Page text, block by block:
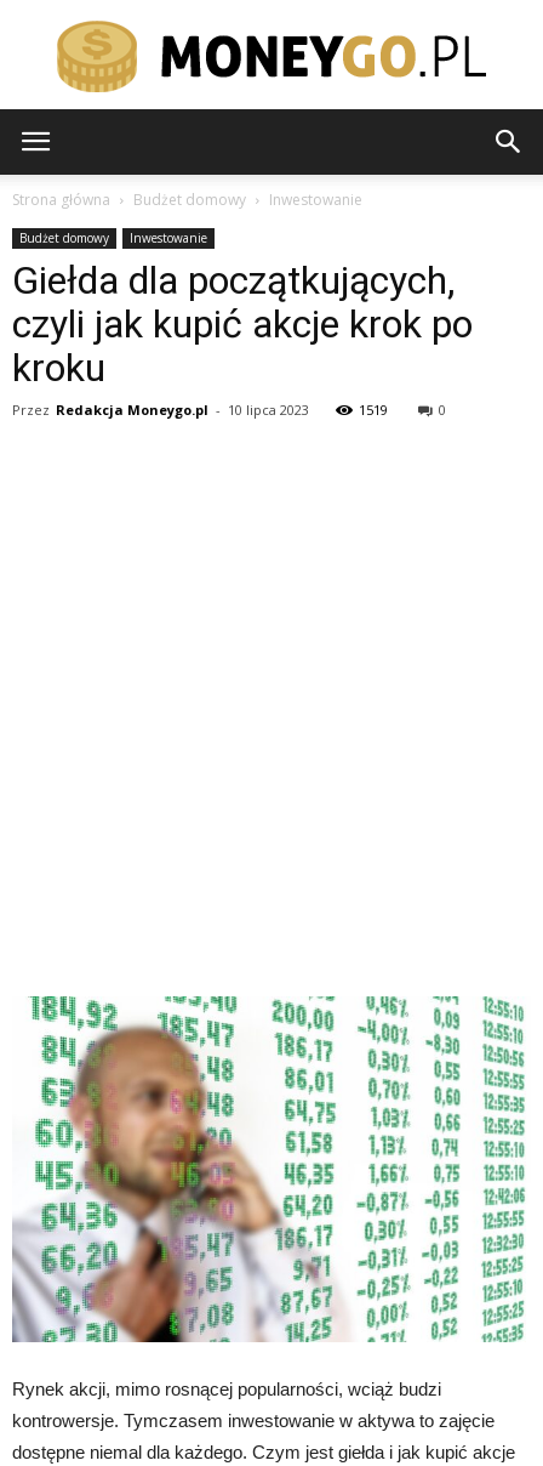
Strona główna Budżet domowy Inwestowanie
Budżet domowy Inwestowanie
Giełda dla początkujących,
czyli jak kupić akcje krok po
kroku
Przez Redakcja Moneygo.pl - 10 lipca 2023 1519 0
Rynek akcji, mimo rosnącej popularności, wciąż budzi
kontrowersje. Tymczasem inwestowanie w aktywa to zajęcie
dostępne niemal dla każdego. Czym jest giełda i jak kupić akcje